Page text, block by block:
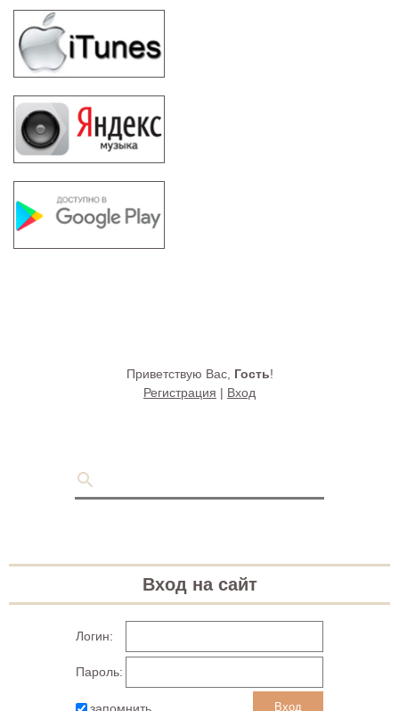
Приветствую Вас, Гость!
Регистрация | Вход
Вход на сайт
Логин:
Пароль:
запомнить